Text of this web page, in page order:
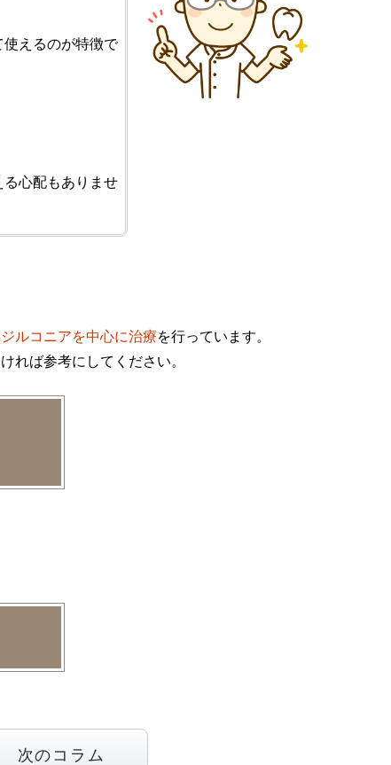
えるのが特徴で
心配もありませ
ルコニアを中心に治療を行っています。
れば参考にしてください。
次のコラム